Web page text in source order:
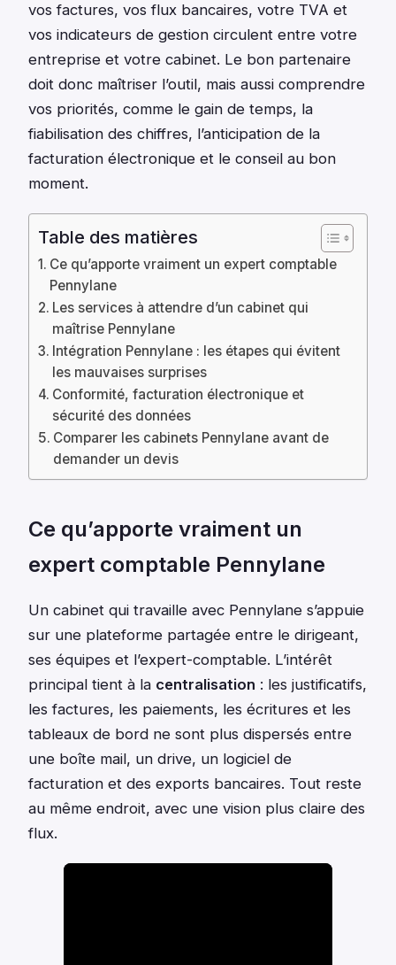
vos factures, vos flux bancaires, votre TVA et
vos indicateurs de gestion circulent entre votre
entreprise et votre cabinet. Le bon partenaire
doit donc maîtriser l’outil, mais aussi comprendre
vos priorités, comme le gain de temps, la
fiabilisation des chiffres, l’anticipation de la
facturation électronique et le conseil au bon
moment.
Table des matières
Ce qu’apporte vraiment un expert comptable
Pennylane
Les services à attendre d’un cabinet qui
maîtrise Pennylane
Intégration Pennylane : les étapes qui évitent
les mauvaises surprises
Conformité, facturation électronique et
sécurité des données
Comparer les cabinets Pennylane avant de
demander un devis
Ce qu’apporte vraiment un
expert comptable Pennylane
Un cabinet qui travaille avec Pennylane s’appuie
sur une plateforme partagée entre le dirigeant,
ses équipes et l’expert-comptable. L’intérêt
principal tient à la centralisation : les justificatifs,
les factures, les paiements, les écritures et les
tableaux de bord ne sont plus dispersés entre
une boîte mail, un drive, un logiciel de
facturation et des exports bancaires. Tout reste
au même endroit, avec une vision plus claire des
flux.